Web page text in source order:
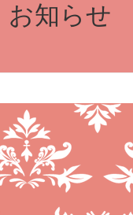
お知らせ